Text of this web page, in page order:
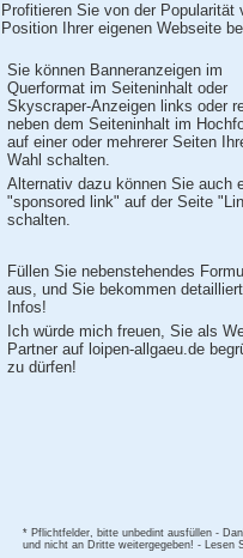
Profitieren Sie von der Popularität
Position Ihrer eigenen Webseite
Sie können Banneranzeigen im
Querformat im Seiteninhalt oder
Skyscraper-Anzeigen links oder
neben dem Seiteninhalt im
auf einer oder mehrerer Seiten
Wahl schalten.
Alternativ dazu können Sie auch
"sponsored link" auf der Seite
schalten.
Füllen Sie nebenstehendes
aus, und Sie bekommen
Infos!
Ich würde mich freuen, Sie als
Partner auf loipen-allgaeu.de
zu dürfen!
* Pflichtfelder, bitte unbedint ausfüllen -
und nicht an Dritte weitergegeben! - Lesen